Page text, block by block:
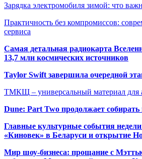
Зарядка электромобиля зимой: что
Практичность без компромиссов:
сервиса
Самая детальная радиокарта
13,7 млн космических источников
Taylor Swift завершила очередной
ТМКЩ – универсальный материал для
Dune: Part Two продолжает собирать
Главные культурные события
«Киновек» в Беларуси и открытие
Мир шоу-бизнеса: прощание с